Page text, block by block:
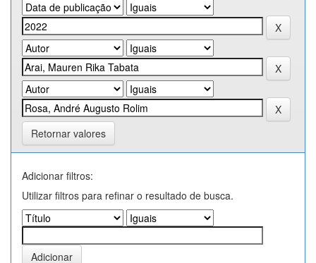
Retornar valores
Adicionar filtros:
Utilizar filtros para refinar o resultado de busca.